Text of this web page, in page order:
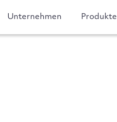
Unternehmen Produkte